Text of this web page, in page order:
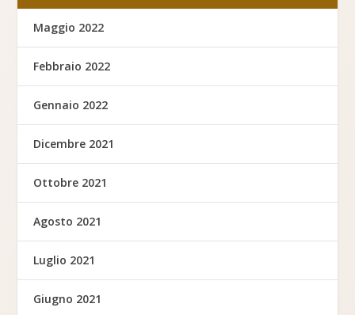
Maggio 2022
Febbraio 2022
Gennaio 2022
Dicembre 2021
Ottobre 2021
Agosto 2021
Luglio 2021
Giugno 2021